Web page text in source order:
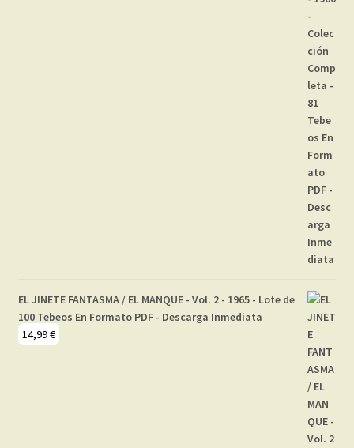
EL JINETE FANTASMA / EL MANQUE - Vol. 2 - 1965 - Lote de
100 Tebeos En Formato PDF - Descarga Inmediata
14,99€